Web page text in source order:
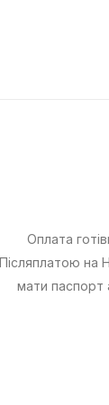
Оплата
Післяплатою на
мати паспорт